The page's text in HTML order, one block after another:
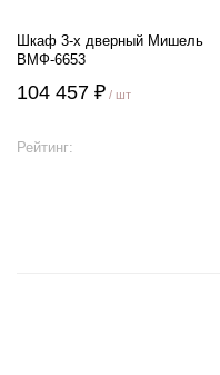
Шкаф 3-х дверный Мишель
ВМФ-6653
104 457 ₽ / шт
Рейтинг: